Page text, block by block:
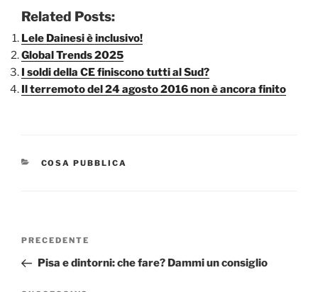
Related Posts:
Lele Dainesi è inclusivo!
Global Trends 2025
I soldi della CE finiscono tutti al Sud?
Il terremoto del 24 agosto 2016 non è ancora finito
CATEGORIE
COSA PUBBLICA
Navigazione
Articolo
precedente:
PRECEDENTE
Pisa e dintorni: che fare? Dammi un consiglio